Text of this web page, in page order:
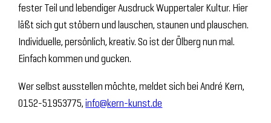
fester Teil und lebendiger Ausdruck Wuppertaler Kultur. Hier
läßt sich gut stöbern und lauschen, staunen und plauschen.
Individuelle, persönlich, kreativ. So ist der Ölberg nun mal.
Einfach kommen und gucken.
Wer selbst ausstellen möchte, meldet sich bei André Kern,
0152-51953775,info@kern-kunst.de